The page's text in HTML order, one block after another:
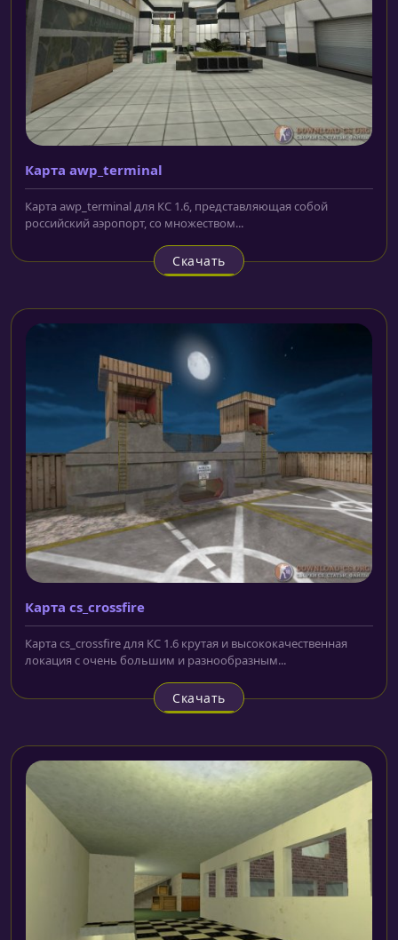
Карта awp_terminal
Карта awp_terminal для КС 1.6, представляющая собой
российский аэропорт, со множеством...
Скачать
Карта cs_crossfire
Карта cs_crossfire для КС 1.6 крутая и высококачественная
локация с очень большим и разнообразным...
Скачать